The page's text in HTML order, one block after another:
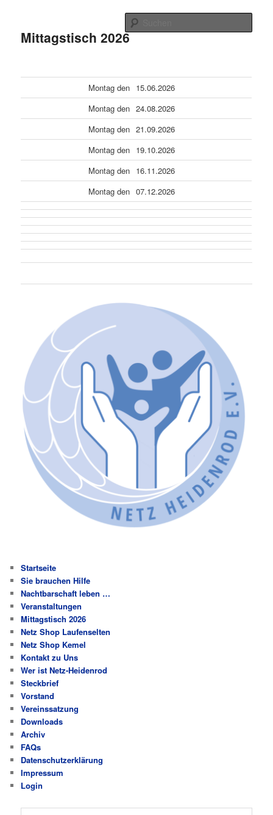
springenMittagstisch 2026
Montag den 15.06.2026
Montag den 24.08.2026
Montag den 21.09.2026
Montag den 19.10.2026
Montag den 16.11.2026
Montag den 07.12.2026
Startseite
Sie brauchen Hilfe
Nachtbarschaft leben …
Veranstaltungen
Mittagstisch 2026
Netz Shop Laufenselten
Netz Shop Kemel
Kontakt zu Uns
Wer ist Netz-Heidenrod
Steckbrief
Vorstand
Vereinssatzung
Downloads
Archiv
FAQs
Datenschutzerklärung
Impressum
Login